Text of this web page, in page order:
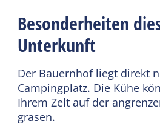
Besonderheiten
Unterkunft
Der Bauernhof liegt direkt
Campingplatz. Die Kühe
Ihrem Zelt auf der
grasen.